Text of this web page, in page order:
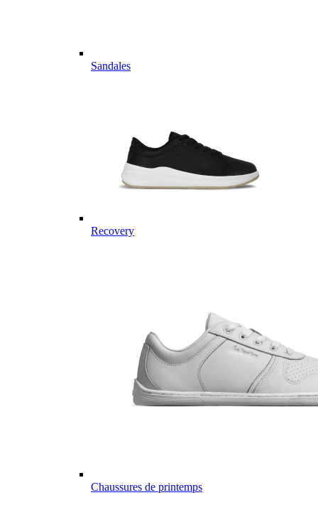
Sandales
Recovery
Chaussures de printemps